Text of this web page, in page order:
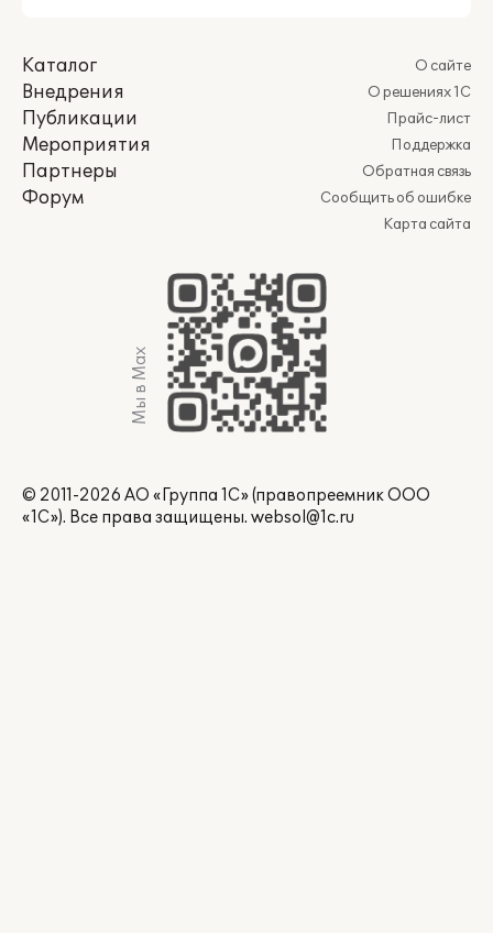
Каталог
Внедрения
Публикации
Мероприятия
Партнеры
Форум
О сайте
О решениях 1С
Прайс-лист
Поддержка
Обратная связь
Сообщить об ошибке
Карта сайта
Мы в Max
© 2011-2026 АО «Группа 1С» (правопреемник ООО
«1С»). Все права защищены. websol@1c.ru